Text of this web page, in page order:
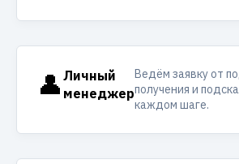
👤 Личный
менеджер
Ведём заявку от
получения и
каждом шаге.